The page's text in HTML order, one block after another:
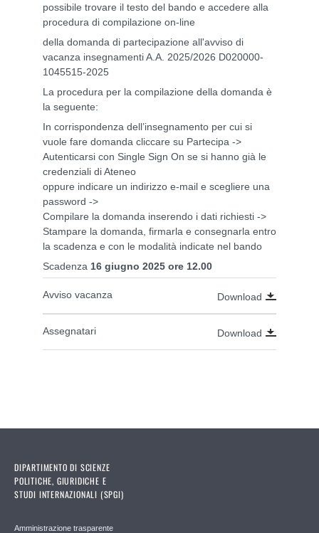
possibile trovare il testo del bando e accedere alla
procedura di compilazione on-line
della domanda di partecipazione all'avviso di
vacanza insegnamenti A.A. 2025/2026 D020000-
1045515-2025
La procedura per la compilazione della domanda è
la seguente:
In corrispondenza dell’insegnamento per cui si
vuole fare domanda cliccare su Partecipa ->
Autenticarsi con Single Sign On se si hanno già le
credenziali di Ateneo
oppure indicare un indirizzo e-mail e scegliere una
password ->
Compilare la domanda inserendo i dati richiesti ->
Stampare la domanda, firmarla e consegnarla entro
la scadenza e con le modalità indicate nel bando
Scadenza 16 giugno 2025 ore 12.00
Avviso vacanza Download
Assegnatari Download
DIPARTIMENTO DI SCIENZE
POLITICHE, GIURIDICHE E
STUDI INTERNAZIONALI (SPGI)
Amministrazione trasparente